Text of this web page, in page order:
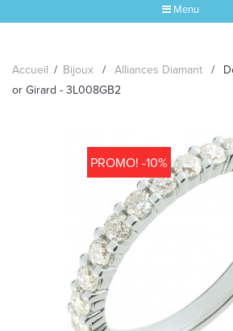
Menu
MONTRES
LES GEORGETTES
SWAROVSKI
BONNES
CARTES CADEAUX
IDÉE CADEAUX
Accueil / Bijoux / Alliances Diamant /
or Girard - 3L008GB2
PROMO! -10%